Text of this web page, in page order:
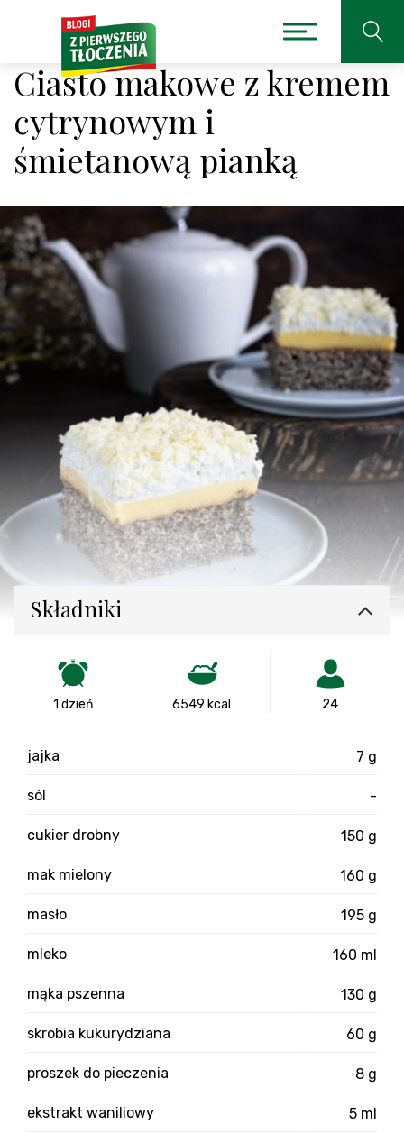
Ciasto makowe z kremem
cytrynowym i
śmietanową pianką
Składniki
1 dzień 6549 kcal 24
jajka 7 g
sól -
cukier drobny 150 g
mak mielony 160 g
masło 195 g
mleko 160 ml
mąka pszenna 130 g
skrobia kukurydziana 60 g
proszek do pieczenia 8 g
ekstrakt waniliowy 5 ml